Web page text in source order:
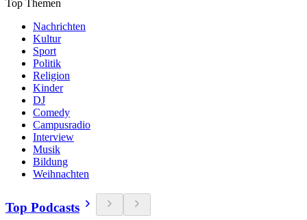
Top Themen
Nachrichten
Kultur
Sport
Politik
Religion
Kinder
DJ
Comedy
Campusradio
Interview
Musik
Bildung
Weihnachten
Top Podcasts